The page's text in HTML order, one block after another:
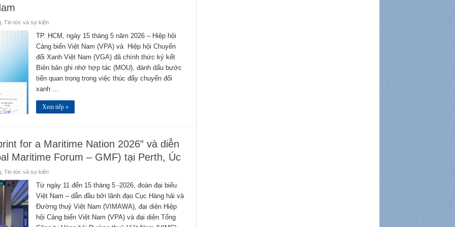
, Tin tức và sự kiện
TP. HCM, ngày 15 tháng 5 năm 2026 – Hiệp hội
Cảng biển Việt Nam (VPA) và Hiệp hội Chuyển
đổi Xanh Việt Nam (VGA) đã chính thức ký kết
Biên bản ghi nhớ hợp tác (MOU), đánh dấu bước
tiến quan trọng trong việc thúc đẩy chuyển đổi
xanh …
Xem tiếp »
for a Maritime Nation 2026” và diễn
Maritime Forum – GMF) tại Perth, Úc
, Tin tức và sự kiện
Từ ngày 11 đến 15 tháng 5 -2026, đoàn đại biểu
Việt Nam – dẫn đầu bởi lãnh đạo Cục Hàng hải và
Đường thuỷ Việt Nam (VIMAWA), đại diện Hiệp
hội Cảng biển Việt Nam (VPA) và đại diện Tổng